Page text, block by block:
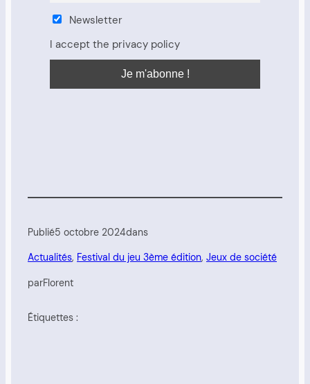
Newsletter
I accept the privacy policy
Publié5 octobre 2024dans
Actualités, Festival du jeu 3ème édition, Jeux de société
parFlorent
Étiquettes :